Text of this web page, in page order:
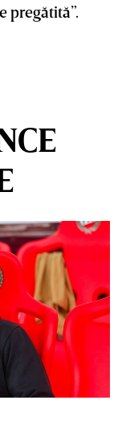
pregătită”.